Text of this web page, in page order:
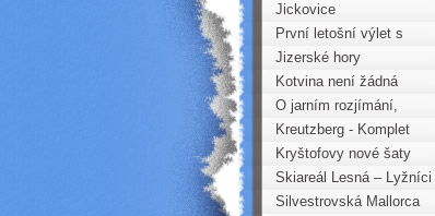
horolezecká nauka –
teorie i praxe
Jickovice
První letošní výlet s
mládeží do skal
Jizerské hory
Kotvina není žádná
rovina aneb Svinčovo
kotvinské trojšestí
O jarním rozjímání,
pohodě na skalách a
nadějné nastupující
generaci
Kreutzberg - Komplet
Horoklubu Chomutov
2009
Kryštofovy nové šaty
Skiareál Lesná – Lyžníci
a vozembouši
Silvestrovská Mallorca